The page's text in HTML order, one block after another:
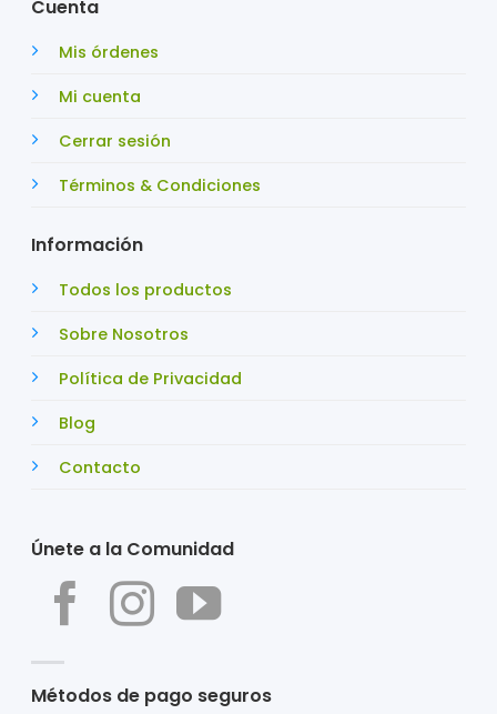
Cuenta
Mis órdenes
Mi cuenta
Cerrar sesión
Términos & Condiciones
Información
Todos los productos
Sobre Nosotros
Política de Privacidad
Blog
Contacto
Únete a la Comunidad
Métodos de pago seguros